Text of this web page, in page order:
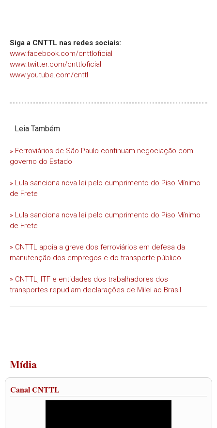
Siga a CNTTL nas redes sociais:
www.facebook.com/cnttloficial
www.twitter.com/cnttloficial
www.youtube.com/cnttl
Leia Também
» Ferroviários de São Paulo continuam negociação com
governo do Estado
» Lula sanciona nova lei pelo cumprimento do Piso Mínimo
de Frete
» Lula sanciona nova lei pelo cumprimento do Piso Mínimo
de Frete
» CNTTL apoia a greve dos ferroviários em defesa da
manutenção dos empregos e do transporte público
» CNTTL, ITF e entidades dos trabalhadores dos
transportes repudiam declarações de Milei ao Brasil
Mídia
Canal CNTTL